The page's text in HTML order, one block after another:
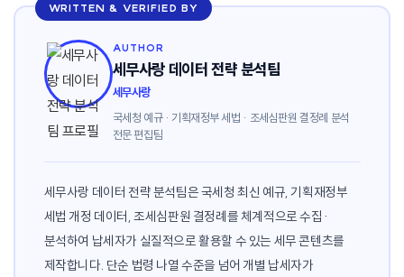
WRITTEN & VERIFIED BY
AUTHOR
세무사랑 데이터 전략 분석팀
세무사랑
국세청 예규 · 기획재정부 세법 · 조세심판원 결정례 분석
전문 편집팀
세무사랑 데이터 전략 분석팀은 국세청 최신 예규, 기획재정부
세법 개정 데이터, 조세심판원 결정례를 체계적으로 수집·
분석하여 납세자가 실질적으로 활용할 수 있는 세무 콘텐츠를
제작합니다. 단순 법령 나열 수준을 넘어 개별 납세자가